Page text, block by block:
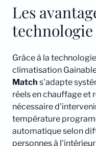
Les
technologie
Grâce à la technologie
climatisation
Match s'adapte
réels en chauffage et
nécessaire
température
automatique selon
personnes à